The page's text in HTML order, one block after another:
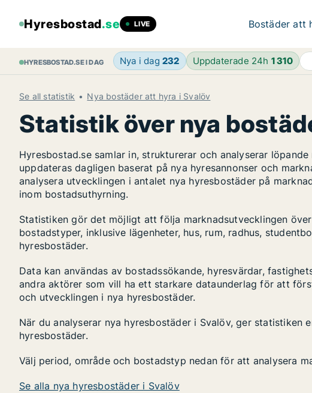
Hyresbostad.se LIVE Bostäder att
HYRESBOSTAD.SE I DAG Nya i dag 232 Uppdaterade 24h 1 310
Se all statistik Nya bostäder att hyra i Svalöv
Statistik över nya
Hyresbostad.se samlar in, strukturerar och analyserar
uppdateras dagligen baserat på nya hyresannonser och
analysera utvecklingen i antalet nya hyresbostäder på
inom bostadsuthyrning.
Statistiken gör det möjligt att följa marknadsutvecklingen
bostadstyper, inklusive lägenheter, hus, rum, radhus,
hyresbostäder.
Data kan användas av bostadssökande, hyresvärdar,
andra aktörer som vill ha ett starkare dataunderlag för att
och utvecklingen i nya hyresbostäder.
När du analyserar nya hyresbostäder i Svalöv, ger statistiken
hyresbostäder.
Välj period, område och bostadstyp nedan för att analysera
Se alla nya hyresbostäder i Svalöv